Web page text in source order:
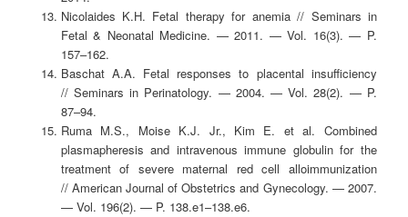
Nicolaides K.H. Fetal therapy for anemia // Seminars in
Fetal & Neonatal Medicine. — 2011. — Vol. 16(3). — P.
157–162.
Baschat A.A. Fetal responses to placental insufficiency
// Seminars in Perinatology. — 2004. — Vol. 28(2). — P.
87–94.
Ruma M.S., Moise K.J. Jr., Kim E. et al. Combined
plasmapheresis and intravenous immune globulin for the
treatment of severe maternal red cell alloimmunization
// American Journal of Obstetrics and Gynecology. — 2007.
— Vol. 196(2). — P. 138.e1–138.e6.